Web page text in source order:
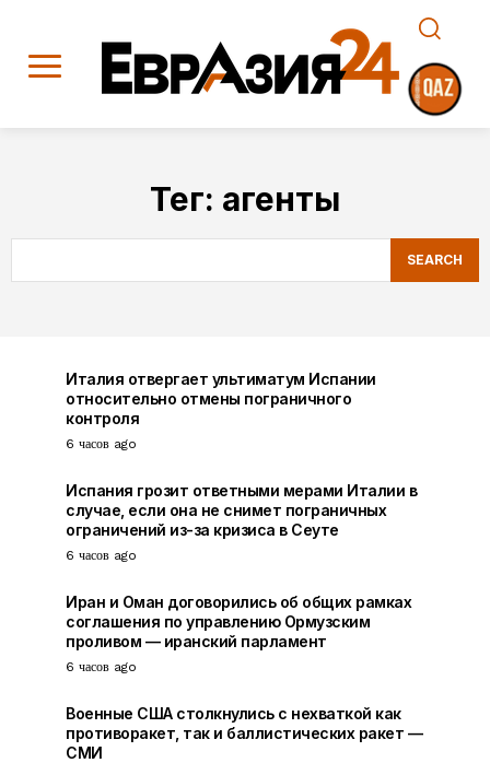
Тег: агенты
SEARCH
Италия отвергает ультиматум Испании
относительно отмены пограничного
контроля
6 часов ago
Испания грозит ответными мерами Италии в
случае, если она не снимет пограничных
ограничений из-за кризиса в Сеуте
6 часов ago
Иран и Оман договорились об общих рамках
соглашения по управлению Ормузским
проливом — иранский парламент
6 часов ago
Военные США столкнулись с нехваткой как
противоракет, так и баллистических ракет —
СМИ